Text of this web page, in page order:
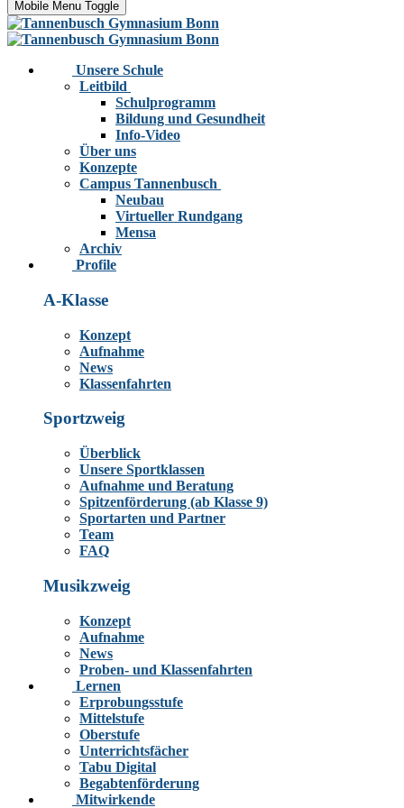
Mobile Menu Toggle
Unsere Schule
Leitbild
Schulprogramm
Bildung und Gesundheit
Info-Video
Über uns
Konzepte
Campus Tannenbusch
Neubau
Virtueller Rundgang
Mensa
Archiv
Profile
A-Klasse
Konzept
Aufnahme
News
Klassenfahrten
Sportzweig
Überblick
Unsere Sportklassen
Aufnahme und Beratung
Spitzenförderung (ab Klasse 9)
Sportarten und Partner
Team
FAQ
Musikzweig
Konzept
Aufnahme
News
Proben- und Klassenfahrten
Lernen
Erprobungsstufe
Mittelstufe
Oberstufe
Unterrichtsfächer
Tabu Digital
Begabtenförderung
Mitwirkende